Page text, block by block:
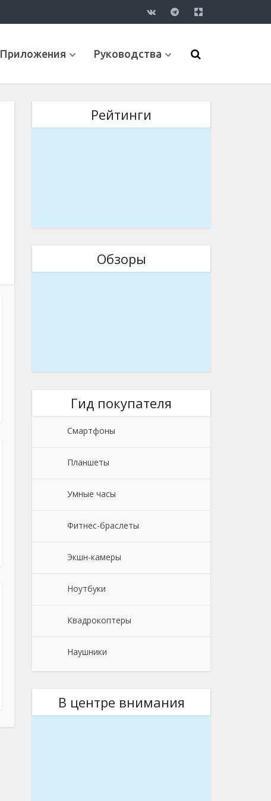
Приложения Руководства
Рейтинги
Обзоры
Гид покупателя
Смартфоны
Планшеты
Умные часы
Фитнес-браслеты
Экшн-камеры
Ноутбуки
Квадрокоптеры
Наушники
В центре внимания